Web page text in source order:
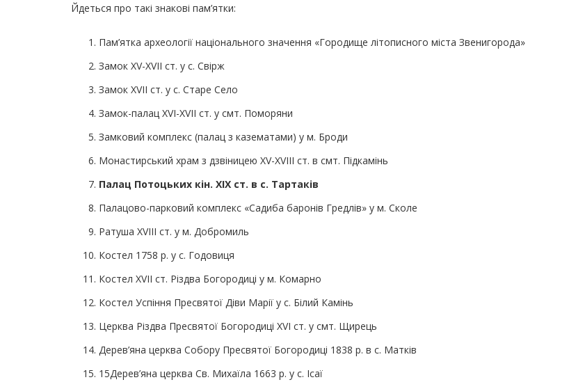
Йдеться про такі знакові пам’ятки:
Пам’ятка археології національного значення «Городище літописного міста Звенигорода»
Замок XV-XVII ст. у с. Свірж
Замок XVІІ ст. у с. Старе Село
Замок-палац XVI-XVII ст. у смт. Поморяни
Замковий комплекс (палац з казематами) у м. Броди
Монастирський храм з дзвіницею XV-XVIII ст. в смт. Підкамінь
Палац Потоцьких кін. ХІХ ст. в с. Тартаків
Палацово-парковий комплекс «Садиба баронів Гредлів» у м. Сколе
Ратуша XVІІІ ст. у м. Добромиль
Костел 1758 р. у с. Годовиця
Костел ХVІІ ст. Різдва Богородиці у м. Комарно
Костел Успіння Пресвятої Діви Марії у с. Білий Камінь
Церква Різдва Пресвятої Богородиці XVI ст. у смт. Щирець
Дерев’яна церква Собору Пресвятої Богородиці 1838 р. в с. Матків
15Дерев’яна церква Св. Михаїла 1663 р. у с. Ісаї